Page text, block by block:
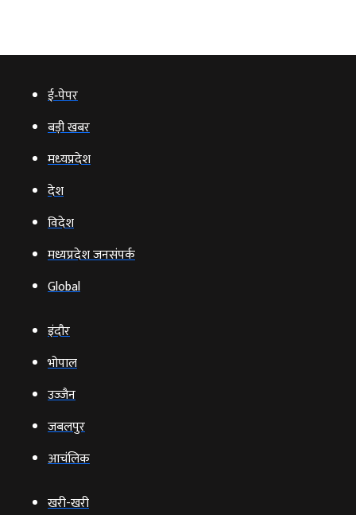
ई‑पेपर
बड़ी खबर
मध्‍यप्रदेश
देश
विदेश
मध्यप्रदेश जनसंपर्क
Global
इंदौर
भोपाल
उज्‍जैन
जबलपुर
आचंलिक
खरी-खरी